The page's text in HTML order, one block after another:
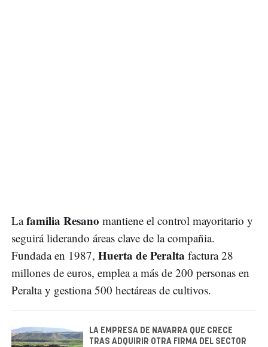
Lafamilia Resano mantiene el control mayoritario y
seguirá liderando áreas clave de la compañia.
Fundada en 1987, Huerta de Peralta factura 28
millones de euros, emplea a más de 200 personas en
Peralta y gestiona 500 hectáreas de cultivos.
LA EMPRESA DE NAVARRA QUE CRECE
TRAS ADQUIRIR OTRA FIRMA DEL SECTOR